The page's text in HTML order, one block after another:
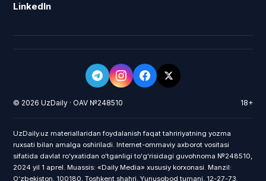
LinkedIn
© 2026 UzDaily · OAV №248510 18+
UzDaily.uz materiallaridan foydalanish faqat tahririyatning yozma
ruxsati bilan amalga oshiriladi. Internet-ommaviy axborot vositasi
sifatida davlat roʻyxatidan oʻtganligi toʻgʻrisidagi guvohnoma №248510,
2024 yil 1 aprel. Muassis: «Daily Media» xususiy korxonasi. Manzil:
Oʻzbekiston, 100180, Toshkent shahri, Yunusobod tumani, 12-27-73.